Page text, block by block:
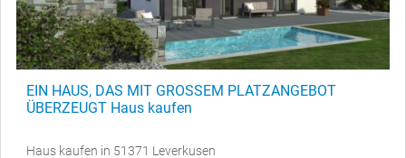
EIN HAUS, DAS MIT GROSSEM PLATZANGEBOT
ÜBERZEUGT Haus kaufen
Haus kaufen in 51371 Leverkusen